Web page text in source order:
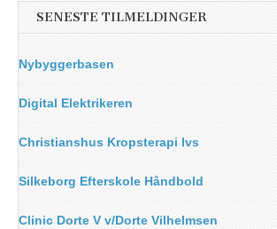
SENESTE TILMELDINGER
Nybyggerbasen
Digital Elektrikeren
Christianshus Kropsterapi Ivs
Silkeborg Efterskole Håndbold
Clinic Dorte V v/Dorte Vilhelmsen